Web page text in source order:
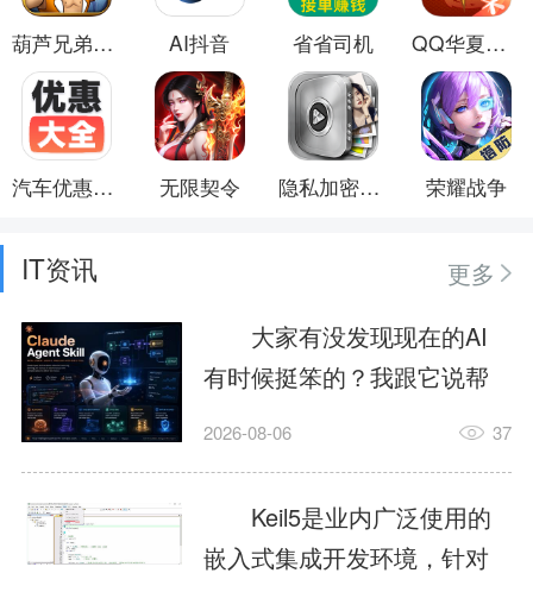
葫芦兄弟：七子降妖 AI抖音 省省司机 QQ华夏手游
汽车优惠大全 无限契令 隐私加密保险箱 荣耀战争
IT资讯
更多
大家有没发现现在的AI
有时候挺笨的？我跟它说帮
我订个明天早上的闹钟，它
这样？因为AI，就是个只会
耍嘴皮子的书呆子。它脑子
里有海量知识，但没有真正
2026-08-06 37
Keil5是业内广泛使用的
嵌入式集成开发环境，针对